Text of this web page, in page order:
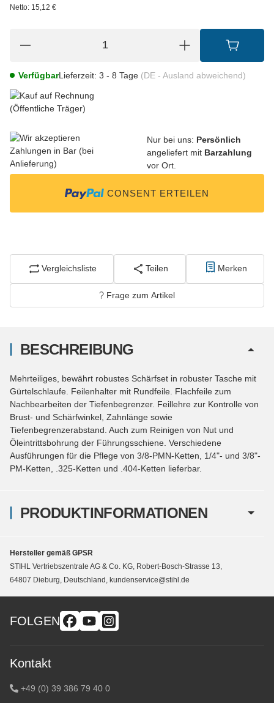
Netto: 15,12 €
VerfügbarLieferzeit: 3 - 8 Tage (DE - Ausland abweichend)
Nur bei uns: Persönlich
angeliefert mit Barzahlung
vor Ort.
CONSENT ERTEILEN
Vergleichsliste Teilen Merken
Frage zum Artikel
PRODUKTINFORMATIONEN
BESCHREIBUNG
Mehrteiliges, bewährt robustes Schärfset in robuster Tasche mit
Gürtelschlaufe. Feilenhalter mit Rundfeile. Flachfeile zum
Nachbearbeiten der Tiefenbegrenzer. Feillehre zur Kontrolle von
Brust- und Schärfwinkel, Zahnlänge sowie
Tiefenbegrenzerabstand. Auch zum Reinigen von Nut und
Öleintrittsbohrung der Führungsschiene. Verschiedene
Ausführungen für die Pflege von 3/8-PMN-Ketten, 1/4"- und 3/8"-
PM-Ketten, .325-Ketten und .404-Ketten lieferbar.
Hersteller gemäß GPSR
STIHL Vertriebszentrale AG & Co. KG, Robert-Bosch-Strasse 13,
64807 Dieburg, Deutschland, kundenservice@stihl.de
FOLGEN
Kontakt
+49 (0) 39 386 79 40 0